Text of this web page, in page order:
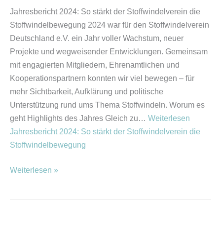
Jahresbericht 2024: So stärkt der Stoffwindelverein die
Stoffwindelbewegung 2024 war für den Stoffwindelverein
Deutschland e.V. ein Jahr voller Wachstum, neuer
Projekte und wegweisender Entwicklungen. Gemeinsam
mit engagierten Mitgliedern, Ehrenamtlichen und
Kooperationspartnern konnten wir viel bewegen – für
mehr Sichtbarkeit, Aufklärung und politische
Unterstützung rund ums Thema Stoffwindeln. Worum es
geht Highlights des Jahres Gleich zu… Weiterlesen
Jahresbericht 2024: So stärkt der Stoffwindelverein die
Stoffwindelbewegung
Weiterlesen »